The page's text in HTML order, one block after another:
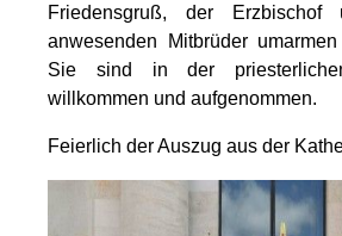
Friedensgruß, der
anwesenden Mitbrüder
Sie sind in der
willkommen und aufgenommen.
Feierlich der Auszug aus der